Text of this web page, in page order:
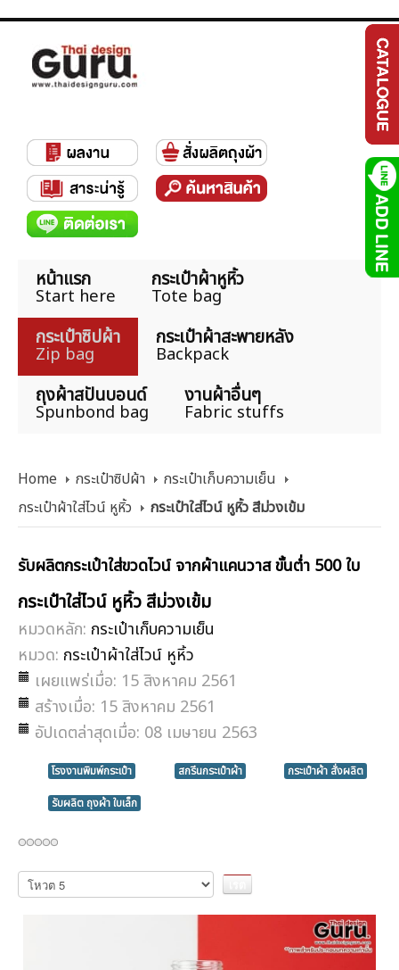
หน้าแรก
Start here
กระเป๋าผ้าหูหิ้ว
Tote bag
กระเป๋าซิปผ้า
Zip bag
กระเป๋าผ้าสะพายหลัง
Backpack
ถุงผ้าสปันบอนด์
Spunbond bag
งานผ้าอื่นๆ
Fabric stuffs
Home กระเป๋าซิปผ้า
กระเป๋าเก็บความเย็น
กระเป๋าผ้าใส่ไวน์ หูหิ้ว
กระเป๋าใส่ไวน์ หูหิ้ว สีม่วงเข้ม
รับผลิตกระเป๋าใส่ขวดไวน์ จากผ้าแคนวาส ขั้นต่ำ 500 ใบ
กระเป๋าใส่ไวน์ หูหิ้ว สีม่วงเข้ม
หมวดหลัก: กระเป๋าเก็บความเย็น
หมวด: กระเป๋าผ้าใส่ไวน์ หูหิ้ว
เผยแพร่เมื่อ: 15 สิงหาคม 2561
สร้างเมื่อ: 15 สิงหาคม 2561
อัปเดตล่าสุดเมื่อ: 08 เมษายน 2563
โรงงานพิมพ์กระเป๋า สกรีนกระเป๋าผ้า
กระเป๋าผ้า สั่งผลิต
รับผลิต ถุงผ้า ใบเล็ก
กรุณา
ให้